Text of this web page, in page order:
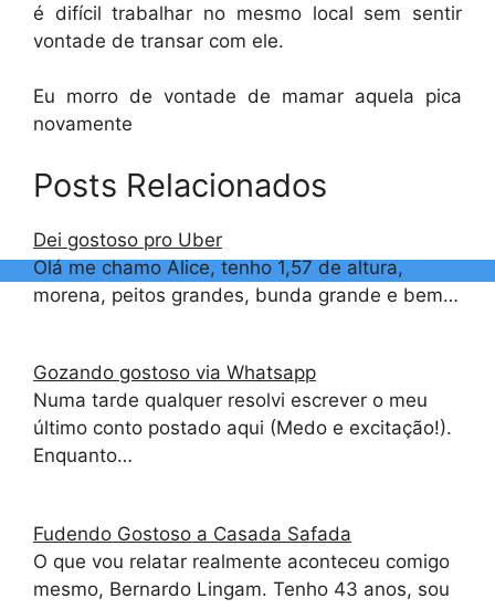
é difícil trabalhar no mesmo local sem sentir
vontade de transar com ele.
Eu morro de vontade de mamar aquela pica
novamente
Posts Relacionados
Dei gostoso pro Uber
Olá me chamo Alice, tenho 1,57 de altura,
morena, peitos grandes, bunda grande e bem…
Gozando gostoso via Whatsapp
Numa tarde qualquer resolvi escrever o meu
último conto postado aqui (Medo e excitação!).
Enquanto…
Fudendo Gostoso a Casada Safada
O que vou relatar realmente aconteceu comigo
mesmo, Bernardo Lingam. Tenho 43 anos, sou